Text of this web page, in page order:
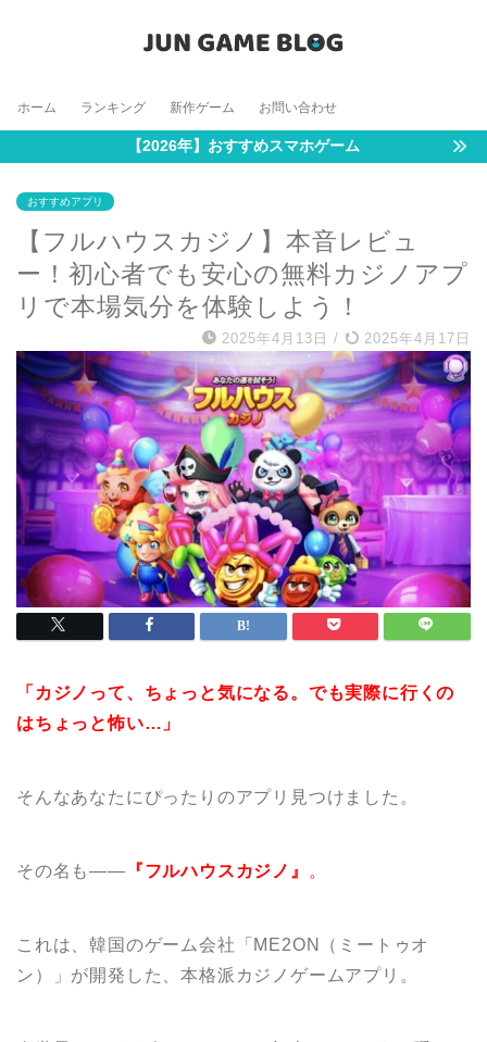
ホーム ランキング 新作ゲーム お問い合わせ
【2026年】おすすめスマホゲーム
おすすめアプリ
【フルハウスカジノ】本音レビュ
ー！初心者でも安心の無料カジノアプ
リで本場気分を体験しよう！
2025年4月13日 / 2025年4月17日
「カジノって、ちょっと気になる。でも実際に行くの
はちょっと怖い…」
そんなあなたにぴったりのアプリ見つけました。
その名も―― 『フルハウスカジノ』 。
これは、韓国のゲーム会社「ME2ON（ミートゥオ
ン）」が開発した、本格派カジノゲームアプリ。